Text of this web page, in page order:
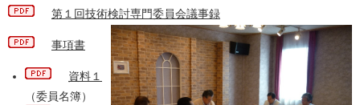
第１回技術検討専門委員会議事録
事項書
資料１
（委員名簿）